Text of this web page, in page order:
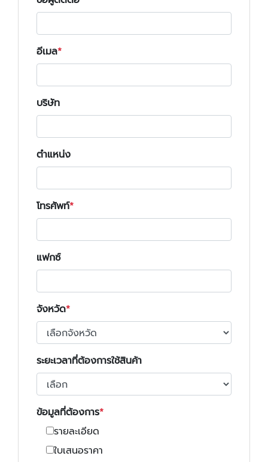
อีเมล
บริษัท
ตำแหน่ง
โทรศัพท์
แฟกซ์
จังหวัด
ระยะเวลาที่ต้องการใช้สินค้า
ข้อมูลที่ต้องการ
รายละเอียด
ใบเสนอราคา